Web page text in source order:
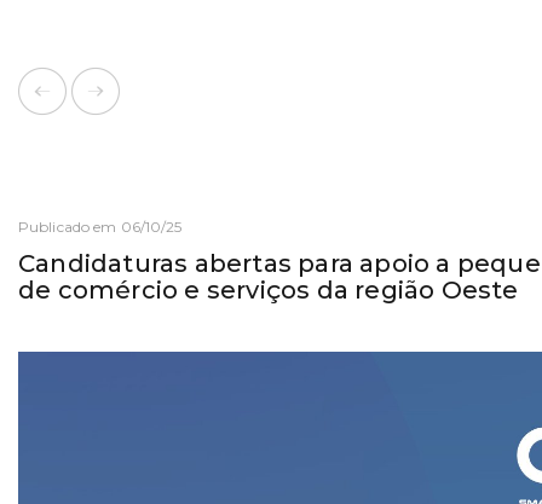
Publicado em 06/10/25
Candidaturas abertas para apoio a
de comércio e serviços da região Oeste